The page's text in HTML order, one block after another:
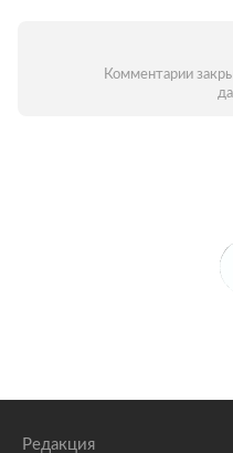
Комментарии
Редакция